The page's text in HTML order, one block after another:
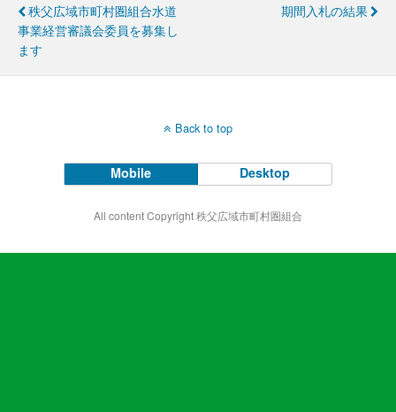
秩父広域市町村圏組合水道
事業経営審議会委員を募集し
ます
期間入札の結果
Back to top
Mobile Desktop
All content Copyright 秩父広域市町村圏組合